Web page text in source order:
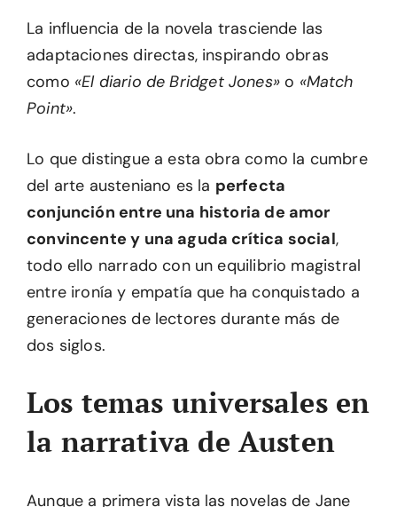
La influencia de la novela trasciende las
adaptaciones directas, inspirando obras
como «El diario de Bridget Jones»o «Match
Point».
Lo que distingue a esta obra como la cumbre
del arte austeniano es la perfecta
conjunción entre una historia de amor
convincente y una aguda crítica social,
todo ello narrado con un equilibrio magistral
entre ironía y empatía que ha conquistado a
generaciones de lectores durante más de
dos siglos.
Los temas universales en
la narrativa de Austen
Aunque a primera vista las novelas de Jane